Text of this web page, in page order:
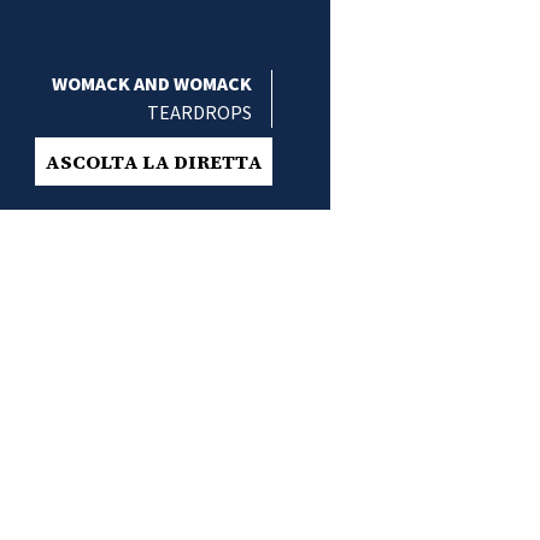
WOMACK AND WOMACK
TEARDROPS
ASCOLTA LA DIRETTA